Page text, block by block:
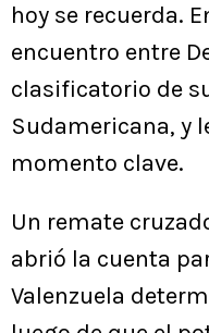
hoy se recuerda.
encuentro entre
clasificatorio de
Sudamericana, y
momento clave.
Un remate
abrió la cuenta
Valenzuela